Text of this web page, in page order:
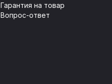
Гарантия на товар
Вопрос-ответ